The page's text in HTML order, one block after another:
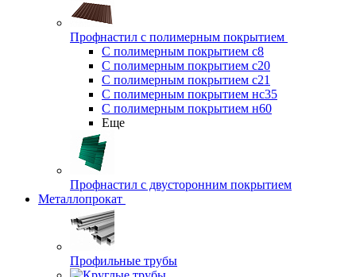
Профнастил с полимерным покрытием
С полимерным покрытием с8
С полимерным покрытием с20
С полимерным покрытием с21
С полимерным покрытием нс35
С полимерным покрытием н60
Еще
Профнастил с двусторонним покрытием
Металлопрокат
Профильные трубы